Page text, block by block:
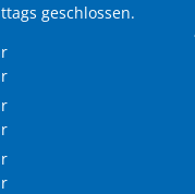
geschlossen.
Uhr
Uhr
Uhr
Uhr
Uhr